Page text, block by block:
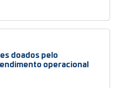
doados pelo
operacional